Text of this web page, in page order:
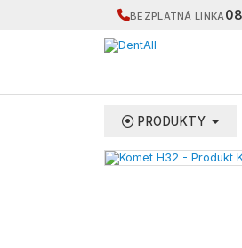
BEZPLATNÁ LINKA
PRODUKTY